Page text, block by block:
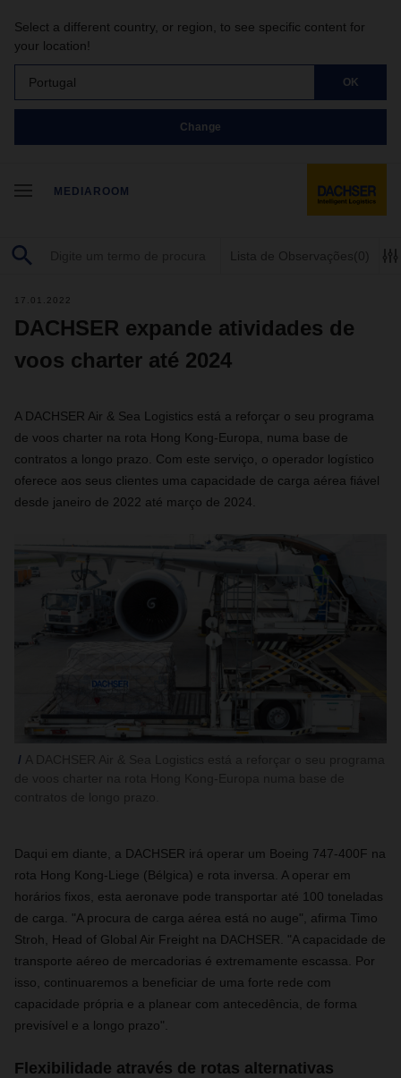
Select a different country, or region, to see specific content for
your location!
Portugal OK
Change
MEDIAROOM
Lista de Observações (0)
17.01.2022
DACHSER expande atividades de
voos charter até 2024
A DACHSER Air & Sea Logistics está a reforçar o seu programa
de voos charter na rota Hong Kong-Europa, numa base de
contratos a longo prazo. Com este serviço, o operador logístico
oferece aos seus clientes uma capacidade de carga aérea fiável
desde janeiro de 2022 até março de 2024.
Daqui em diante, a DACHSER irá operar um Boeing 747-400F na
rota Hong Kong-Liege (Bélgica) e rota inversa. A operar em
horários fixos, esta aeronave pode transportar até 100 toneladas
de carga. "A procura de carga aérea está no auge", afirma Timo
Stroh, Head of Global Air Freight na DACHSER. "A capacidade de
transporte aéreo de mercadorias é extremamente escassa. Por
isso, continuaremos a beneficiar de uma forte rede com
capacidade própria e a planear com antecedência, de forma
previsível e a longo prazo".
Flexibilidade através de rotas alternativas